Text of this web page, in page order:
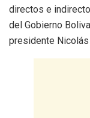
directos e
del Gobierno
presidente Nicolás